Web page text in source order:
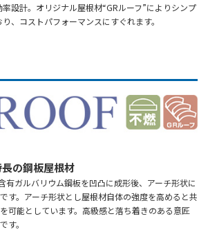
設計。オリジナル屋根材“GRルーフ”によりシンプ
、コストパフォーマンスにすぐれます。
の鋼板屋根材
有ガルバリウム鋼板を凹凸に成形後、アーチ形状に
す。アーチ形状とし屋根材自体の強度を高めると共
可能としています。高級感と落ち着きのある意匠
す。